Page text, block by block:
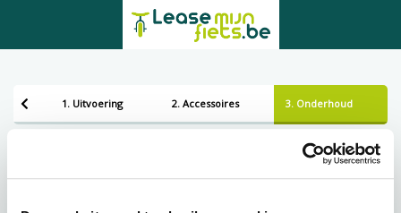
1. Uitvoering 2. Accessoires 3. Onderhoud